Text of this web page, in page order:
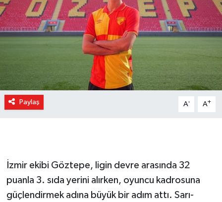
Paylaş A- A+
İzmir ekibi Göztepe, ligin devre arasında 32
puanla 3. sıda yerini alırken, oyuncu kadrosuna
güçlendirmek adına büyük bir adım attı. Sarı-